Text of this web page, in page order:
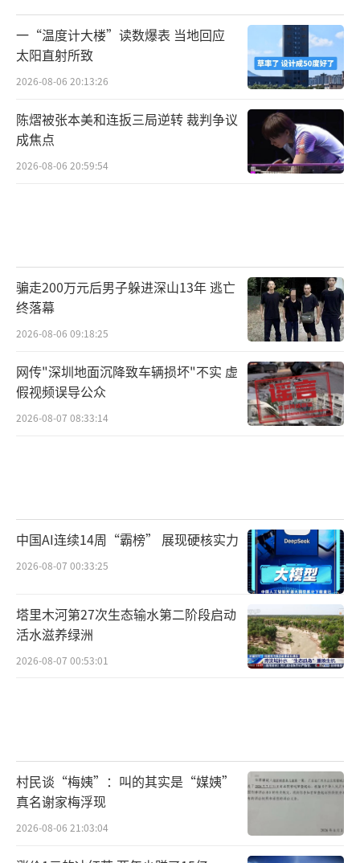
一“温度计大楼”读数爆表 当地回应
太阳直射所致
2026-08-06 20:13:26
陈熠被张本美和连扳三局逆转 裁判争议
成焦点
2026-08-06 20:59:54
骗走200万元后男子躲进深山13年 逃亡
终落幕
2026-08-06 09:18:25
网传"深圳地面沉降致车辆损坏"不实 虚
假视频误导公众
2026-08-07 08:33:14
中国AI连续14周“霸榜” 展现硬核实力
2026-08-07 00:33:25
塔里木河第27次生态输水第二阶段启动
活水滋养绿洲
2026-08-07 00:53:01
村民谈“梅姨”：叫的其实是“媒姨”
真名谢家梅浮现
2026-08-06 21:03:04